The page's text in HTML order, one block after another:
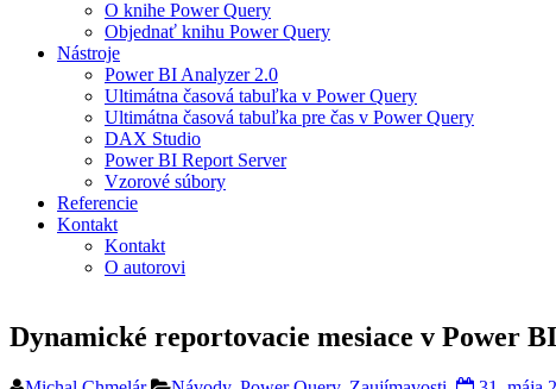
O knihe Power Query
Objednať knihu Power Query
Nástroje
Power BI Analyzer 2.0
Ultimátna časová tabuľka v Power Query
Ultimátna časová tabuľka pre čas v Power Query
DAX Studio
Power BI Report Server
Vzorové súbory
Referencie
Kontakt
Kontakt
O autorovi
Dynamické reportovacie mesiace v Power